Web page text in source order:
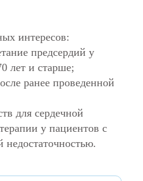
интересов:
предсердий у
лет и старше;
ранее проведенной
для сердечной
у пациентов с
недостаточностью.